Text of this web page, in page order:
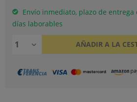
Envío inmediato, plazo de entrega
días laborables
AÑADIR A LA